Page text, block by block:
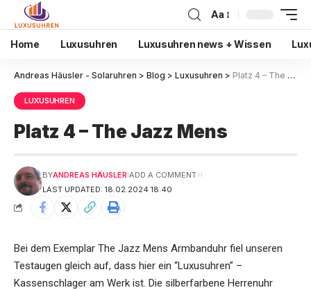
Aa
Home Luxusuhren Luxusuhren news + Wissen
Andreas Häusler - Solaruhren > Blog > Luxusuhren > Platz 4 – The Jazz Mens
LUXUSUHREN
Platz 4 – The Jazz Mens
LAST UPDATED: 18.02.2024 18:40
BYANDREAS HÄUSLER ADD A COMMENT
Bei dem Exemplar The Jazz Mens Armbanduhr fiel unseren
Testaugen gleich auf, dass hier ein “Luxusuhren” –
Kassenschlager am Werk ist. Die silberfarbene Herrenuhr